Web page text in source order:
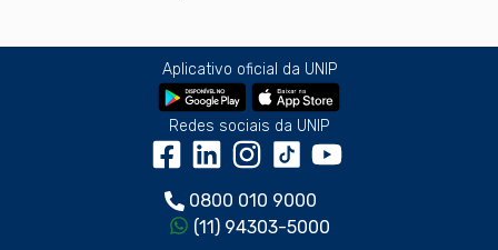
Aplicativo oficial da UNIP
Redes sociais da UNIP
0800 010 9000
(11) 94303-5000